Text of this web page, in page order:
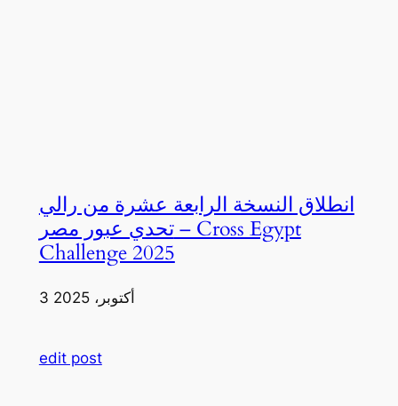
انطلاق النسخة الرابعة عشرة من رالي
تحدي عبور مصر – Cross Egypt
Challenge 2025
3 أكتوبر، 2025
edit post